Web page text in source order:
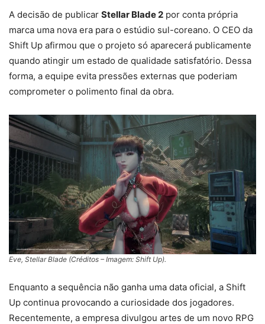
A decisão de publicar Stellar Blade 2 por conta própria
marca uma nova era para o estúdio sul-coreano. O CEO da
Shift Up afirmou que o projeto só aparecerá publicamente
quando atingir um estado de qualidade satisfatório. Dessa
forma, a equipe evita pressões externas que poderiam
comprometer o polimento final da obra.
Eve, Stellar Blade (Créditos – Imagem: Shift Up).
Enquanto a sequência não ganha uma data oficial, a Shift
Up continua provocando a curiosidade dos jogadores.
Recentemente, a empresa divulgou artes de um novo RPG